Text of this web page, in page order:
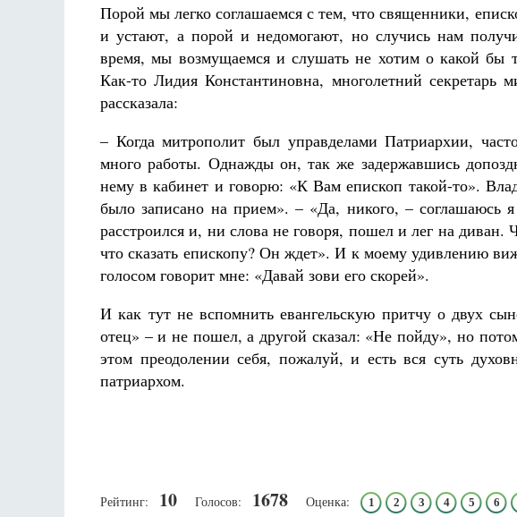
Порой мы легко соглашаемся с тем, что священники,
и устают, а порой и недомогают, но случись нам
время, мы возмущаемся и слушать не хотим о какой бы
Как-то Лидия Константиновна, многолетний секретарь
рассказала:
– Когда митрополит был управделами Патриархии,
много работы. Однажды он, так же задержавшись
нему в кабинет и говорю: «К Вам епископ такой-то».
было записано на прием». – «Да, никого, – соглашаюсь
расстроился и, ни слова не говоря, пошел и лег на
что сказать епископу? Он ждет». И к моему удивлению
голосом говорит мне: «Давай зови его скорей».
И как тут не вспомнить евангельскую притчу о двух
отец» – и не пошел, а другой сказал: «Не пойду», но
этом преодолении себя, пожалуй, и есть вся суть
патриархом.
Рейтинг: 10 Голосов: 1678 Оценка: 1 2 3 4 5 6